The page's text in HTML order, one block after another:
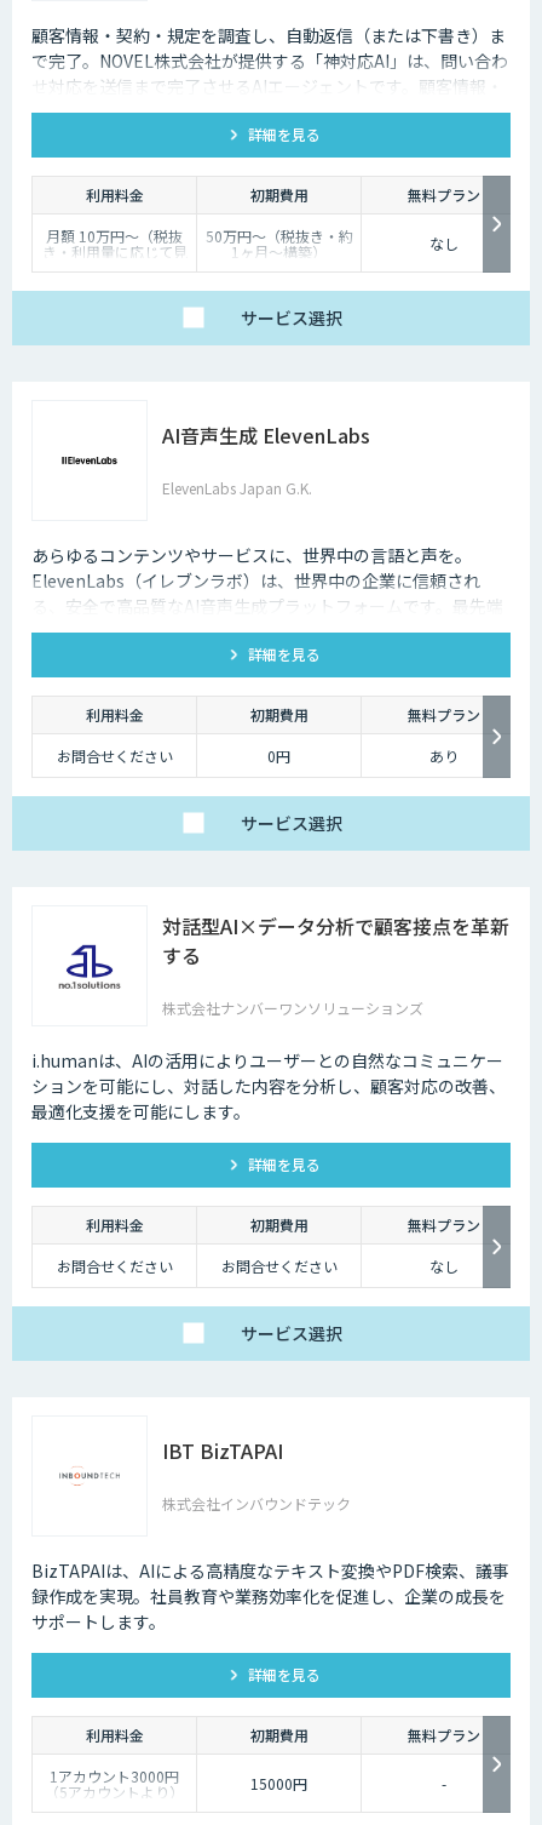
顧客情報・契約・規定を調査し、自動返信（または下書き）ま
で完了。NOVEL株式会社が提供する「神対応AI」は、問い合わ
せ対応を送信まで完了させるAIエージェントです。顧客情報・
契約・規定を突き合わせて回答を数十秒で作成し、自動送信か
下書き止めかを選べます。
詳細を見る
利用料金 初期費用
無料プラン
月額 10万円〜（税抜
き・利用量に応じて見
積り）
50万円〜（税抜き・約
1ヶ月〜構築） なし
サービス選択
AI音声生成 ElevenLabs
ElevenLabs Japan G.K.
あらゆるコンテンツやサービスに、世界中の言語と声を。
ElevenLabs（イレブンラボ）は、世界中の企業に信頼され
る、安全で高品質なAI音声生成プラットフォームです。最先端
の技術で自然な音声を生成し、多言語対応やボイスクローニン
グ機能も、悪用を防ぐ倫理的ガードレールの中で提供します。
詳細を見る
利用料金 初期費用
無料プラン
お問合せください
0円 あり
サービス選択
対話型AI×データ分析で顧客接点を革新
する
株式会社ナンバーワンソリューションズ
i.humanは、AIの活用によりユーザーとの自然なコミュニケー
ションを可能にし、対話した内容を分析し、顧客対応の改善、
最適化支援を可能にします。
詳細を見る
利用料金 初期費用
無料プラン
お問合せください
お問合せください なし
サービス選択
IBT BizTAPAI
株式会社インバウンドテック
BizTAPAIは、AIによる高精度なテキスト変換やPDF検索、議事
録作成を実現。社員教育や業務効率化を促進し、企業の成長を
サポートします。
詳細を見る
利用料金 初期費用
無料プラン
1アカウント3000円
（5アカウントより） 15000円 -